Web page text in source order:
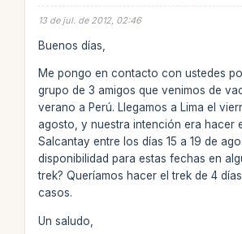
13 de jul. de 2012, 02:46
Buenos días,
Me pongo en contacto con ustedes
grupo de 3 amigos que venimos de
verano a Perú. Llegamos a Lima el
agosto, y nuestra intención era hacer
Salcantay entre los días 15 a 19 de
disponibilidad para estas fechas en
trek? Queríamos hacer el trek de 4
casos.
Un saludo,